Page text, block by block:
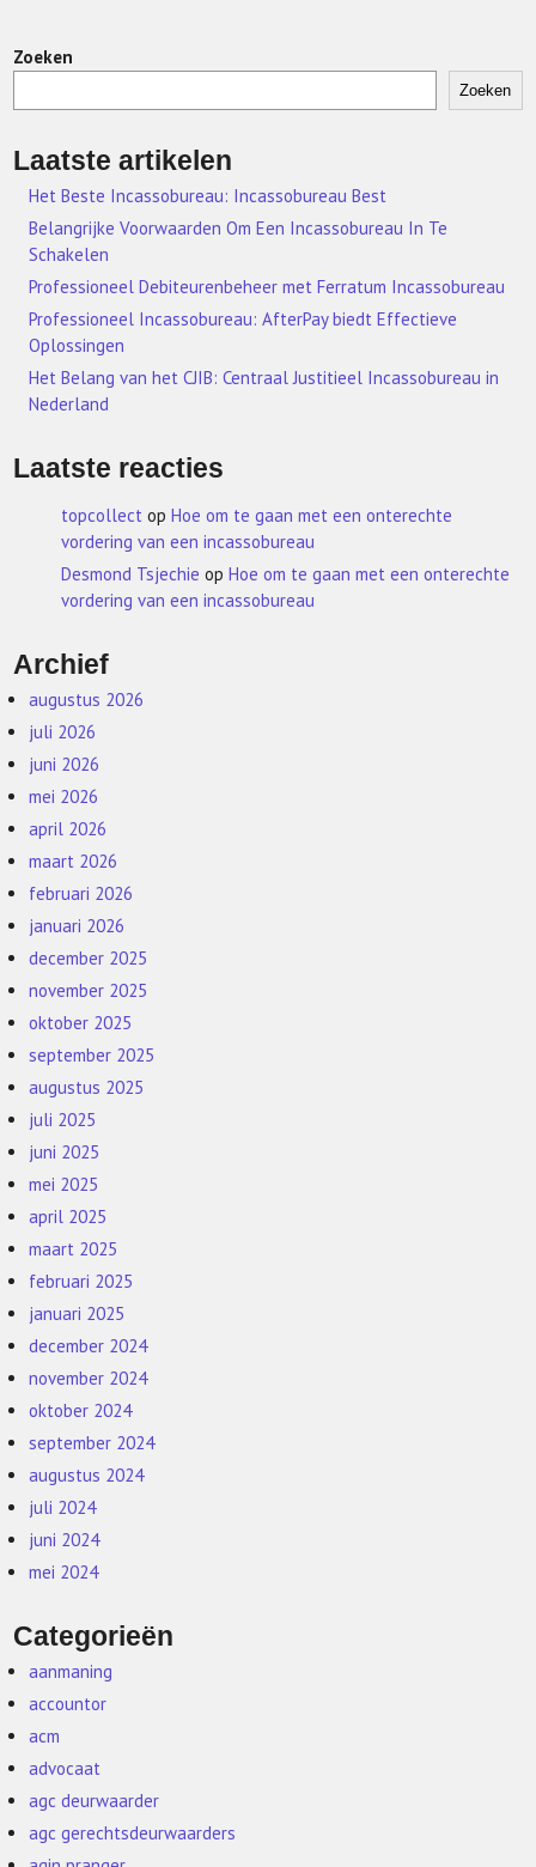
Zoeken
Zoeken
Laatste artikelen
Het Beste Incassobureau: Incassobureau Best
Belangrijke Voorwaarden Om Een Incassobureau In Te
Schakelen
Professioneel Debiteurenbeheer met Ferratum Incassobureau
Professioneel Incassobureau: AfterPay biedt Effectieve
Oplossingen
Het Belang van het CJIB: Centraal Justitieel Incassobureau in
Nederland
Laatste reacties
topcollect opHoe om te gaan met een onterechte
vordering van een incassobureau
Desmond Tsjechie opHoe om te gaan met een onterechte
vordering van een incassobureau
Archief
augustus 2026
juli 2026
juni 2026
mei 2026
april 2026
maart 2026
februari 2026
januari 2026
december 2025
november 2025
oktober 2025
september 2025
augustus 2025
juli 2025
juni 2025
mei 2025
april 2025
maart 2025
februari 2025
januari 2025
december 2024
november 2024
oktober 2024
september 2024
augustus 2024
juli 2024
juni 2024
mei 2024
Categorieën
aanmaning
accountor
acm
advocaat
agc deurwaarder
agc gerechtsdeurwaarders